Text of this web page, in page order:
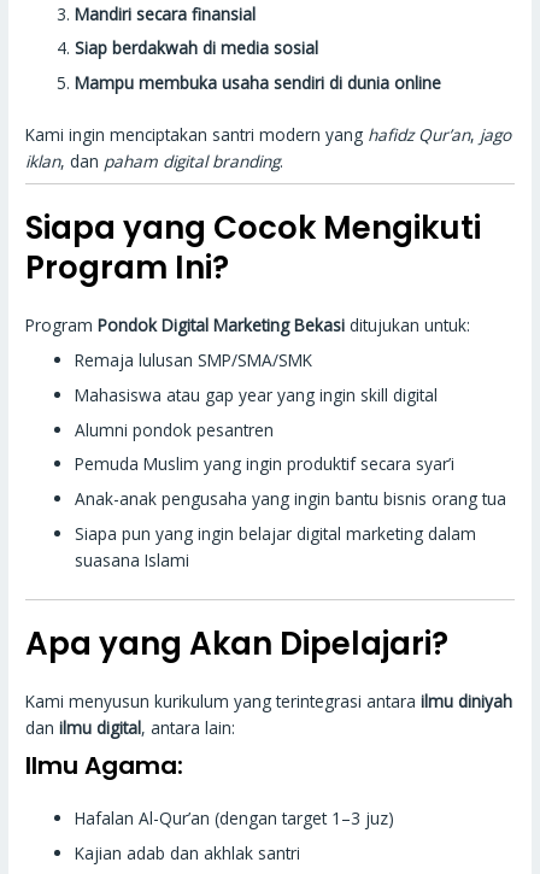
Mandiri secara finansial
Siap berdakwah di media sosial
Mampu membuka usaha sendiri di dunia online
Kami ingin menciptakan santri modern yang hafidz Qur’an, jago
iklan, dan paham digital branding.
Siapa yang Cocok Mengikuti
Program Ini?
ProgramPondok Digital Marketing Bekasi ditujukan untuk:
Remaja lulusan SMP/SMA/SMK
Mahasiswa atau gap year yang ingin skill digital
Alumni pondok pesantren
Pemuda Muslim yang ingin produktif secara syar’i
Anak-anak pengusaha yang ingin bantu bisnis orang tua
Siapa pun yang ingin belajar digital marketing dalam
suasana Islami
Apa yang Akan Dipelajari?
Kami menyusun kurikulum yang terintegrasi antarailmu diniyah
danilmu digital, antara lain:
Ilmu Agama:
Hafalan Al-Qur’an (dengan target 1–3 juz)
Kajian adab dan akhlak santri